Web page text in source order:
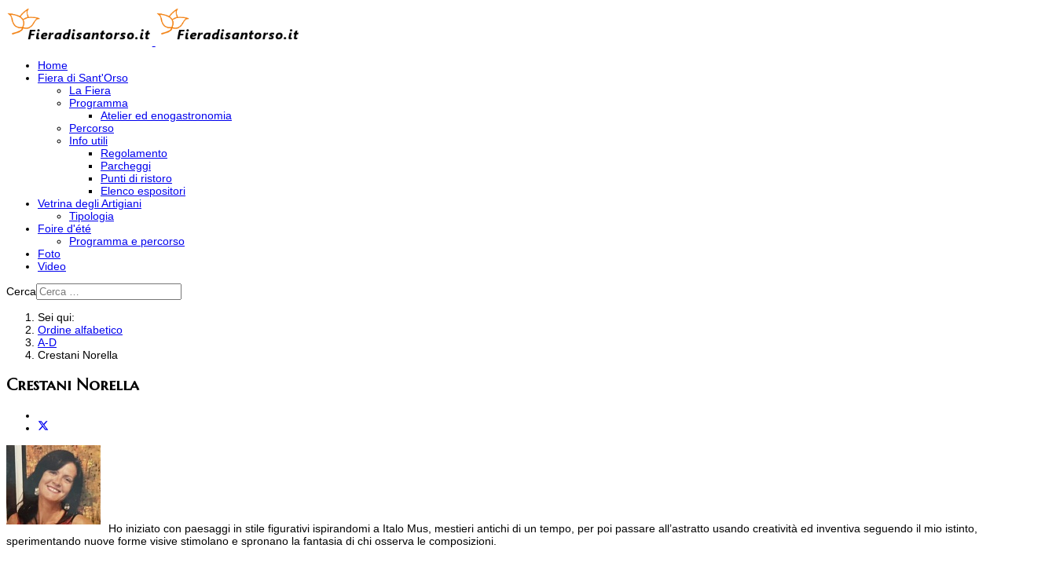
Home
Fiera di Sant'Orso
La Fiera
Programma
Atelier ed enogastronomia
Percorso
Info utili
Regolamento
Parcheggi
Punti di ristoro
Elenco espositori
Vetrina degli Artigiani
Tipologia
Foire d'été
Programma e percorso
Foto
Video
Cerca
Sei qui:
Ordine alfabetico
A-D
Crestani Norella
Crestani Norella
Ho iniziato con paesaggi in stile figurativi ispirandomi a Italo Mus, mestieri antichi di un tempo, per poi passare all’astratto usando creatività ed inventiva seguendo il mio istinto,
sperimentando nuove forme visive stimolano e spronano la fantasia di chi osserva le composizioni.